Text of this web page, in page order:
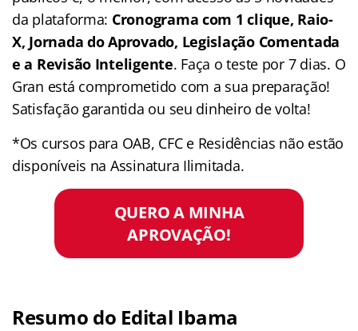
da plataforma: Cronograma com 1 clique, Raio-
X, Jornada do Aprovado, Legislação Comentada
e a Revisão Inteligente. Faça o teste por 7 dias. O
Gran está comprometido com a sua preparação!
Satisfação garantida ou seu dinheiro de volta!
*Os cursos para OAB, CFC e Residências não estão
disponíveis na Assinatura Ilimitada.
QUERO A MINHA
APROVAÇÃO!
Resumo do Edital Ibama